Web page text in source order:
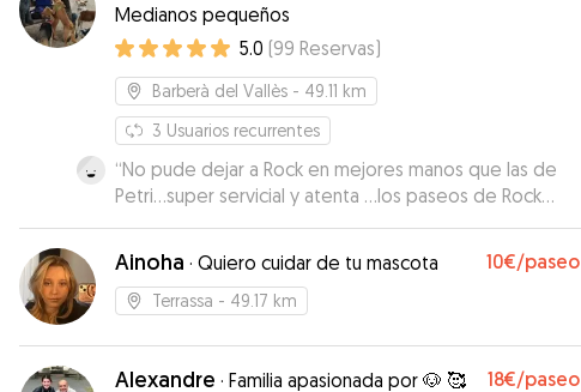
Medianos pequeños
5.0 (99 Reservas)
Barberà del Vallès - 49.11 km
3 Usuarios recurrentes
“No pude dejar a Rock en mejores manos que las de
Petri…super servicial y atenta …los paseos de Rock
fueron de fábula y Petri nos informaba puntualmente
después de cada paseo. No dudaré en volver a
confiar en ella cuando necesite sus servicios. Estoy
encantada y Rock el que más. Muchísimas gracias!!
Ainoha · Quiero cuidar de tu mascota 10€/paseo
Terrassa - 49.17 km
Alexandre · Familia apasionada por 🐶 🥰 18€/paseo